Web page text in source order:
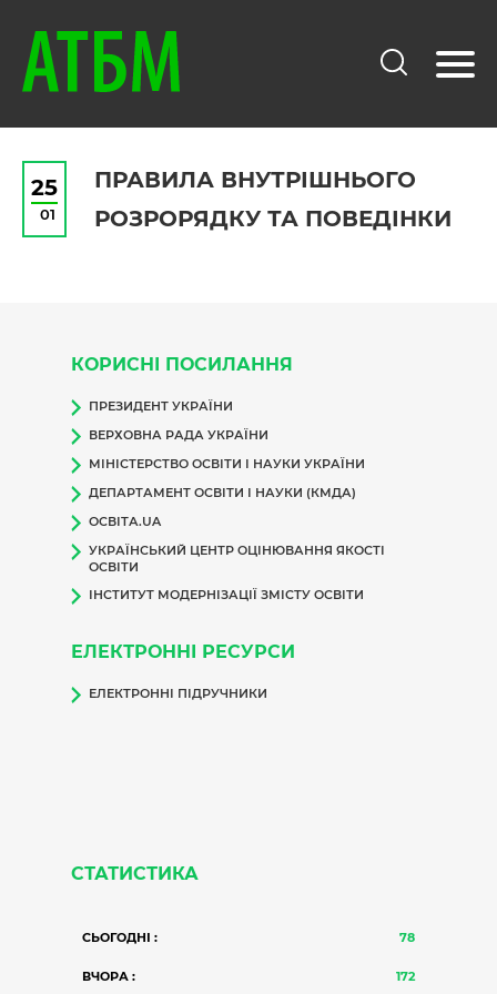
25
01
ПРАВИЛА ВНУТРІШНЬОГО
РОЗРОРЯДКУ ТА ПОВЕДІНКИ
КОРИСНІ ПОСИЛАННЯ
ПРЕЗИДЕНТ УКРАЇНИ
ВЕРХОВНА РАДА УКРАЇНИ
МІНІСТЕРСТВО ОСВІТИ І НАУКИ УКРАЇНИ
ДЕПАРТАМЕНТ ОСВІТИ І НАУКИ (КМДА)
ОСВІТА.UA
УКРАЇНСЬКИЙ ЦЕНТР ОЦІНЮВАННЯ ЯКОСТІ
ОСВІТИ
ІНСТИТУТ МОДЕРНІЗАЦІЇ ЗМІСТУ ОСВІТИ
ЕЛЕКТРОННІ РЕСУРСИ
ЕЛЕКТРОННІ ПІДРУЧНИКИ
СТАТИСТИКА
СЬОГОДНІ : 78
ВЧОРА : 172